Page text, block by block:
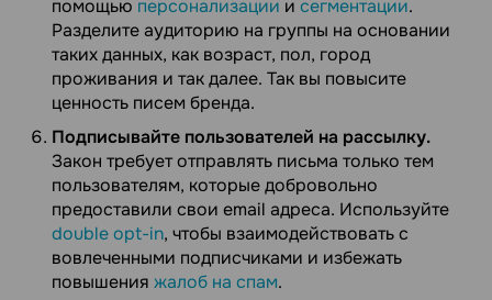
помощью персонализации и сегментации.
Разделите аудиторию на группы на основании
таких данных, как возраст, пол, город
проживания и так далее. Так вы повысите
ценность писем бренда.
Подписывайте пользователей на рассылку.
Закон требует отправлять письма только тем
пользователям, которые добровольно
предоставили свои email адреса. Используйте
double opt-in, чтобы взаимодействовать с
вовлеченными подписчиками и избежать
повышения жалоб на спам.